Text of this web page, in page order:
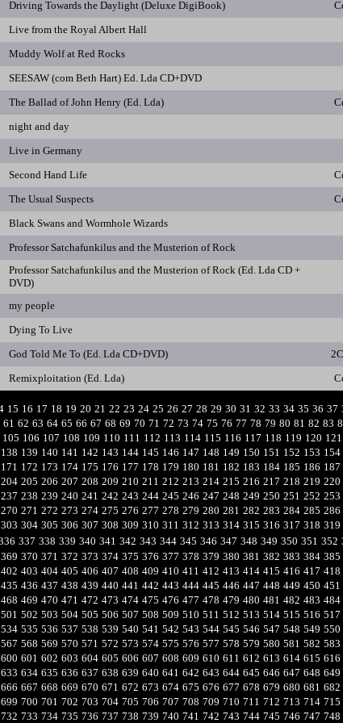
Driving Towards the Daylight (Deluxe DigiBook)
Live from the Royal Albert Hall
Muddy Wolf at Red Rocks
SEESAW (com Beth Hart) Ed. Lda CD+DVD
The Ballad of John Henry (Ed. Lda)
night and day
Live in Germany
Second Hand Life
The Usual Suspects
Black Swans and Wormhole Wizards
Professor Satchafunkilus and the Musterion of Rock
Professor Satchafunkilus and the Musterion of Rock (Ed. Lda CD +
DVD)
my people
Dying To Live
God Told Me To (Ed. Lda CD+DVD)
Remixploitation (Ed. Lda)
15 16 17 18 19 20 21 22 23 24 25 26 27 28 29 30 31 32 33 34 35 36 37
61 62 63 64 65 66 67 68 69 70 71 72 73 74 75 76 77 78 79 80 81 82 83
105 106 107 108 109 110 111 112 113 114 115 116 117 118 119 120 121
138 139 140 141 142 143 144 145 146 147 148 149 150 151 152 153 154
171 172 173 174 175 176 177 178 179 180 181 182 183 184 185 186 187
204 205 206 207 208 209 210 211 212 213 214 215 216 217 218 219 220
237 238 239 240 241 242 243 244 245 246 247 248 249 250 251 252 253
270 271 272 273 274 275 276 277 278 279 280 281 282 283 284 285 286
303 304 305 306 307 308 309 310 311 312 313 314 315 316 317 318 319
337 338 339 340 341 342 343 344 345 346 347 348 349 350 351 352
369 370 371 372 373 374 375 376 377 378 379 380 381 382 383 384 385
402 403 404 405 406 407 408 409 410 411 412 413 414 415 416 417 418
435 436 437 438 439 440 441 442 443 444 445 446 447 448 449 450 451
468 469 470 471 472 473 474 475 476 477 478 479 480 481 482 483 484
501 502 503 504 505 506 507 508 509 510 511 512 513 514 515 516 517
534 535 536 537 538 539 540 541 542 543 544 545 546 547 548 549 550
567 568 569 570 571 572 573 574 575 576 577 578 579 580 581 582 583
600 601 602 603 604 605 606 607 608 609 610 611 612 613 614 615 616
633 634 635 636 637 638 639 640 641 642 643 644 645 646 647 648 649
666 667 668 669 670 671 672 673 674 675 676 677 678 679 680 681 682
699 700 701 702 703 704 705 706 707 708 709 710 711 712 713 714 715
732 733 734 735 736 737 738 739 740 741 742 743 744 745 746 747 748